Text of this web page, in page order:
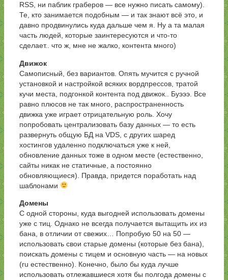
RSS, ни паблик граберов — все нужно писать самому).
Те, кто занимается подобным — и так знают всё это, и
давно продвинулись куда дальше чем я. Ну а та малая
часть людей, которые заинтересуются и что-то
сделает.. что ж, мне не жалко, контента много)
Движок
Самописный, без вариантов. Опять мучится с ручной
установкой и настройкой всяких вордпрессов, тратой
кучи места, подгонкой контента под движок.. Буэээ. Все
равно плюсов не так много, распространенность
движка уже играет отрицательную роль. Хочу
попробовать централизовать базу данных — то есть
развернуть общую БД на VDS, с других шаред
хостингов удаленно подключаться уже к ней,
обновление данных тоже в одном месте (естественно,
сайты никак не статичные, а постоянно
обновляющиеся). Правда, придется поработать над
шаблонами
Домены
С одной стороны, куда выгодней использовать домены
уже с тиц. Однако не всегда получается вытащить их из
бана, в отличии от свежих… Попробую 50 на 50 —
использовать свои старые домены (которые без бана),
поискать домены с тицем и основную часть — на новых
(ru естественно). Конечно, было бы куда лучше
использовать отлежавшиеся хотя бы полгода домены с